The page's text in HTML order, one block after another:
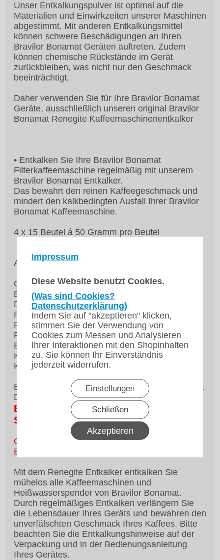
Impressum
Diese Website benutzt Cookies.
(Was sind Cookies?
Datenschutzerklärung)
Indem Sie auf "akzeptieren" klicken,
stimmen Sie der Verwendung von
Cookies zum Messen und Analysieren
Ihrer Interaktionen mit den Shopinhalten
zu. Sie können Ihr Einverständnis
jederzeit widerrufen.
Einstellungen
Schließen
Akzeptieren
Unser Entkalkungspulver ist optimal auf die
Materialien und Einwirkzeiten unserer Maschinen
abgestimmt. Mit anderen Entkalkungsmittel
können schwere Beschädigungen an Ihren
Bravilor Bonamat Geräten auftreten. Zudem
können chemische Rückstände im Gerät
zurückbleiben, was nicht nur den Geschmack
beeinträchtigt.
Daher verwenden Sie für Ihre Bravilor Bonamat
Geräte, ausschließlich unseren original Bravilor
Bonamat Renegite Kaffeemaschinenentkalker
• Entkalken Sie Ihre Bravilor Bonamat
Filterkaffeemaschine regelmäßig mit unserem
Bravilor Bonamat Entkalker.
Das bewahrt den reinen Kaffeegeschmack und
mindert den kalkbedingten Ausfall Ihrer Bravilor
Bonamat Kaffeemaschine.
4 x 15 Beutel á 50 Gramm pro Beutel
Andere Bezeichnungen :
Coffee machine descaler
Bonamat renegite
Descaler for coffee machine
Renegite descaler
Renegite 50g
Renegit
Entkalker
Kalklöser
Kesselsteinlöser
Bravilor Bonamat Renegite Sicherheitsdatenblatt
Download:
Bravilor Bonamat Renegite
Sicherheitsdatenblatt
Gebrauchsanleitung für unseren Bravilor
Bonamat Renegite Entkalker
Mit dem Renegite Entkalker entkalken Sie
mühelos alle Kaffeemaschinen und
Heißwasserspender von Bravilor Bonamat.
Durch regelmäßiges Entkalken verlängern Sie
die Lebensdauer Ihres Geräts und bewahren den
unverfälschten Geschmack Ihres Kaffees. Bitte
beachten Sie die Entkalkungshinweise auf der
Verpackung und in der Bedienungsanleitung
Ihres Gerätes.